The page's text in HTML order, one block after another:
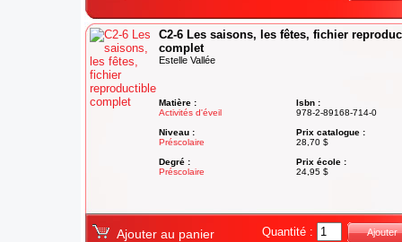
C2-6 Les saisons, les fêtes, fichier
complet
Estelle Vallée
Matière :
Activités d'éveil
Niveau :
Préscolaire
Degré :
Préscolaire
Isbn :
978-2-89168-714-0
Prix catalogue :
28,70 $
Prix école :
24,95 $
Ajouter au panier Quantité : Ajouter